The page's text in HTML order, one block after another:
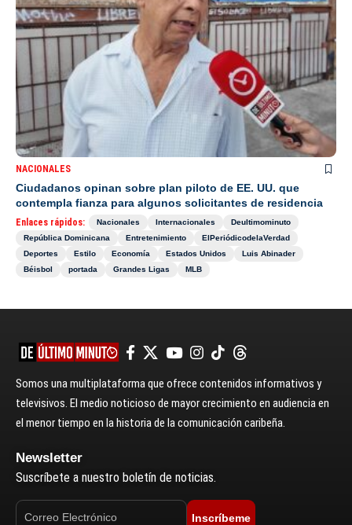
NACIONALES
Ciudadanos opinan sobre plan piloto de EE. UU. que
contempla fianza para algunos solicitantes de residencia
Enlaces rápidos: Nacionales Internacionales
Deultimominuto
República Dominicana
Entretenimiento
ElPeriódicodelaVerdad
Deportes
Estilo Economía Estados Unidos
Luis Abinader
Béisbol
portada Grandes Ligas MLB
Somos una multiplataforma que ofrece contenidos informativos y
televisivos. El medio noticioso de mayor crecimiento en audiencia en
el menor tiempo en la historia de la comunicación caribeña.
Newsletter
Suscríbete a nuestro boletín de noticias.
Inscríbeme